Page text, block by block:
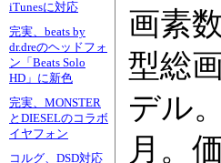
iTunesに対応
完実、beats by
dr.dreのヘッドフォ
ン「Beats Solo
HD」に新色
完実、MONSTER
とDIESELのコラボ
イヤフォン
コルグ、DSD対応
画素
型総
デル
月。